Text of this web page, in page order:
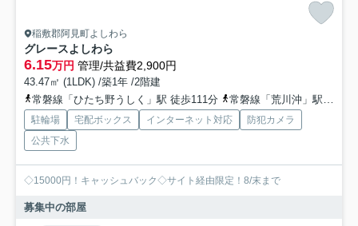
稲敷郡阿見町よしわら
グレースよしわら
6.15万円 管理/共益費2,900円
43.47㎡ (1LDK) /築1年 /2階建
常磐線「ひたち野うしく」駅 徒歩111分
常磐線「荒川沖」駅 徒歩131分
駐輪場 宅配ボックス インターネット対応
防犯カメラ
公共下水
◇15000円！キャッシュバック◇サイト経由限定！8/末まで
募集中の部屋